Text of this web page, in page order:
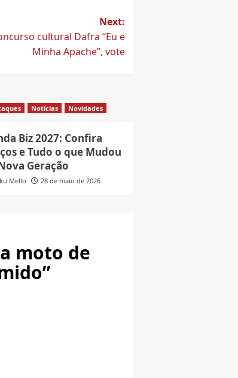
Next:
cultural Dafra “Eu e
Minha Apache”, vote
Notícias Novidades
Biz 2027: Confira
e Tudo o que Mudou
Geração
Mello 28 de maio de 2026
moto de
”